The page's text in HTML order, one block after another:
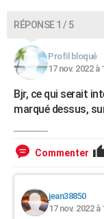
RÉPONSE 1 / 5
Profil bloqué
17 nov. 2022 à
Bjr, ce qui serait
marqué dessus,
Commenter
jean38850
17 nov. 2022 à